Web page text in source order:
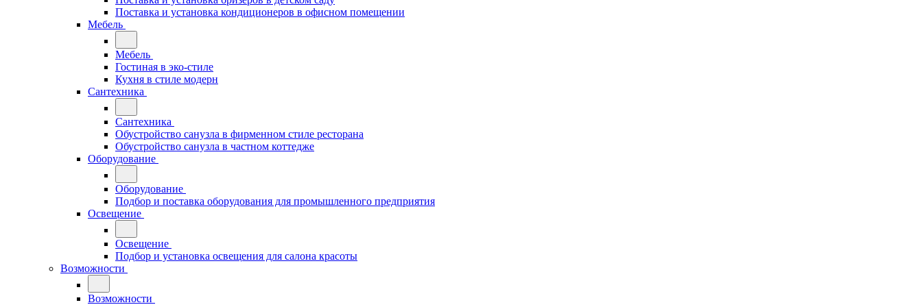
Поставка и установка кондиционеров в офисном помещении
Мебель
Мебель
Гостиная в эко-стиле
Кухня в стиле модерн
Сантехника
Сантехника
Обустройство санузла в фирменном стиле ресторана
Обустройство санузла в частном коттедже
Оборудование
Оборудование
Подбор и поставка оборудования для промышленного предприятия
Освещение
Освещение
Подбор и установка освещения для салона красоты
Возможности
Возможности